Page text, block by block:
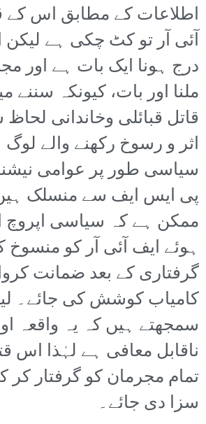
اطلاعات کے مطابق اس کے
آئی آر تو کٹ چکی ہے لیکن
درج ہونا ایک بات ہے اور
ملنا اور بات، کیونکہ سننے
قاتل قبائلی وخاندانی
اثر و رسوخ رکھنے والے
سیاسی طور پر عوامی
پی ایس ایف سے منسلک
ممکن ہے کہ سیاسی اپروچ
ہوئے ایف آئی آر کو منسوخ
گرفتاری کے بعد ضمانت
کامیاب کوشش کی جائے۔
سمجھتے ہیں کہ یہ واقعہ
ناقابل معافی ہے لہٰذا اس
تمام مجرمان کو گرفتار کر
سزا دی جائے۔